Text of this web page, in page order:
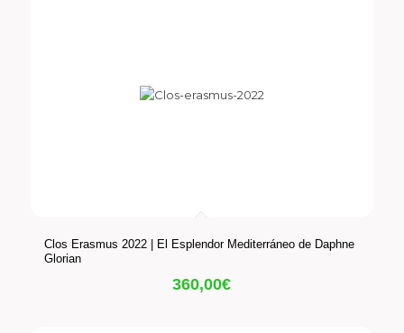
Clos Erasmus 2022 | El Esplendor Mediterráneo de Daphne
Glorian
360,00€